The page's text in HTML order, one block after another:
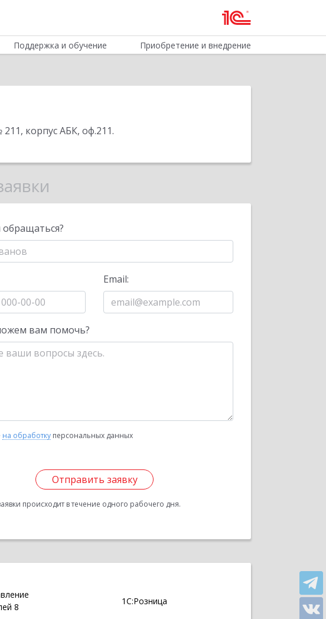
Поддержка и обучение Приобретение и внедрение
корпус АБК, оф.211.
Email:
вам помочь?
на обработку персональных данных
Отправить заявку
происходит в течение одного рабочего дня.
8
1С:Розница